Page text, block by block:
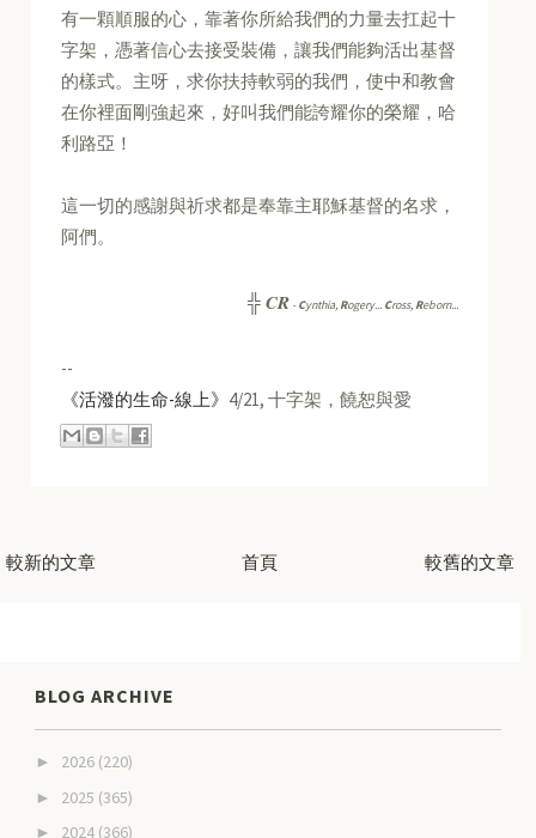
有一顆順服的心，靠著你所給我們的力量去扛起十
字架，憑著信心去接受裝備，讓我們能夠活出基督
的樣式。主呀，求你扶持軟弱的我們，使中和教會
在你裡面剛強起來，好叫我們能誇耀你的榮耀，哈
利路亞！
這一切的感謝與祈求都是奉靠主耶穌基督的名求，
阿們。
╬CR -Cynthia, Rogery... Cross, Reborn...
--
《活潑的生命-線上》 4/21, 十字架，饒恕與愛
較新的文章 較舊的文章
首頁
BLOG ARCHIVE
► 2026 (220)
► 2025 (365)
► 2024 (366)